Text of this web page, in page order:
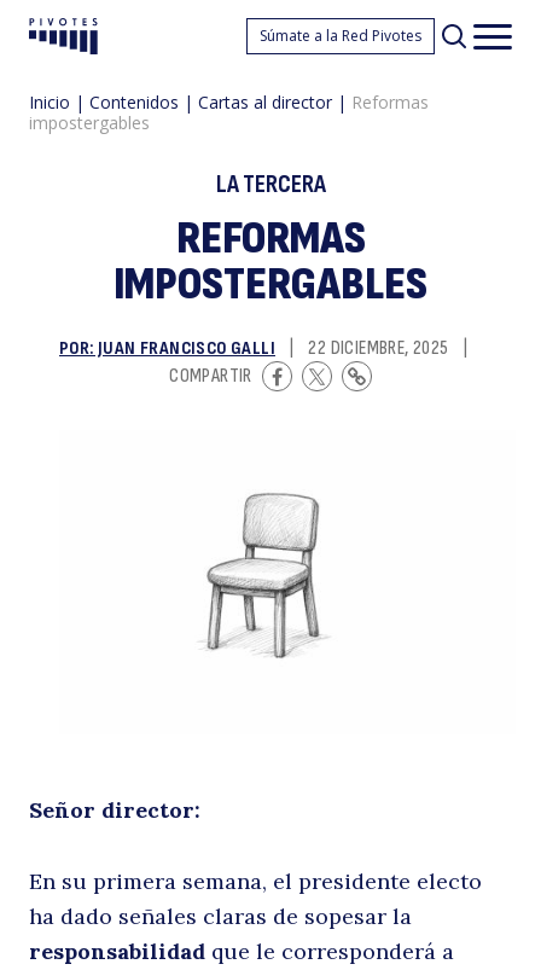
Pivotes Súmate a la Red Pivotes
Inicio | Contenidos | Cartas al director | Reformas
impostergables
LA TERCERA
REFORMAS
IMPOSTERGABLES
POR: JUAN FRANCISCO GALLI 22 DICIEMBRE, 2025
COMPARTIR
Señor director:
En su primera semana, el presidente electo
ha dado señales claras de sopesar la
responsabilidad que le corresponderá a